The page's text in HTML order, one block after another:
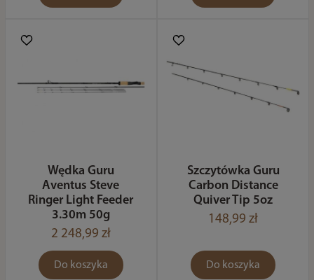
Wędka Guru
Aventus Steve
Ringer Light Feeder
3.30m 50g
2 248,99 zł
Do koszyka
Szczytówka Guru
Carbon Distance
Quiver Tip 5oz
148,99 zł
Do koszyka